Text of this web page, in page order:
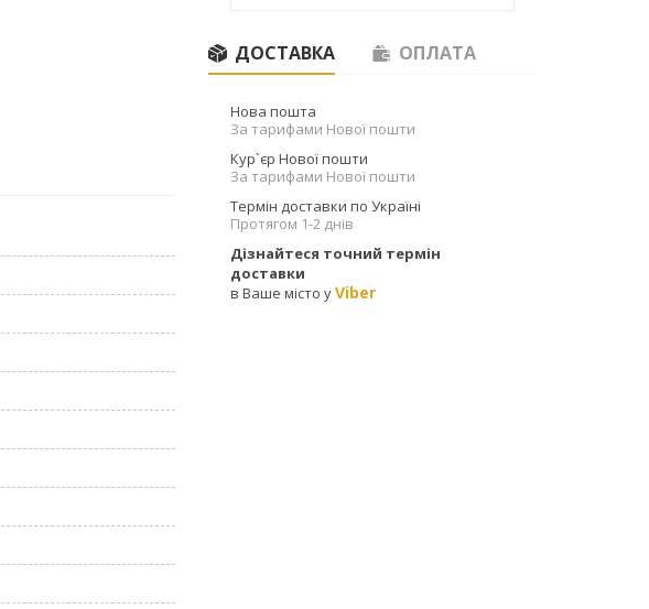
3 052грн
ДОСТАВКА ОПЛАТА
Нова пошта
За тарифами Нової пошти
Кур`єр Нової пошти
За тарифами Нової пошти
Термін доставки по Україні
Протягом 1-2 днів
Дізнайтеся точний термін
доставки
в Ваше місто уViber